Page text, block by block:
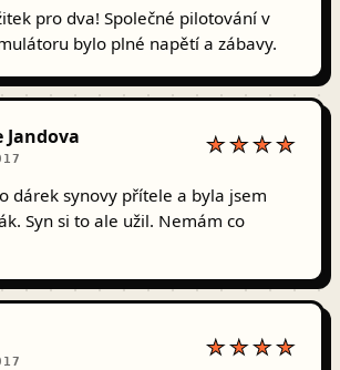
pro dva! Společné pilotování v
bylo plné napětí a zábavy.
Jandova ★★★★
dárek synovy přítele a byla jsem
Syn si to ale užil. Nemám co
★★★★